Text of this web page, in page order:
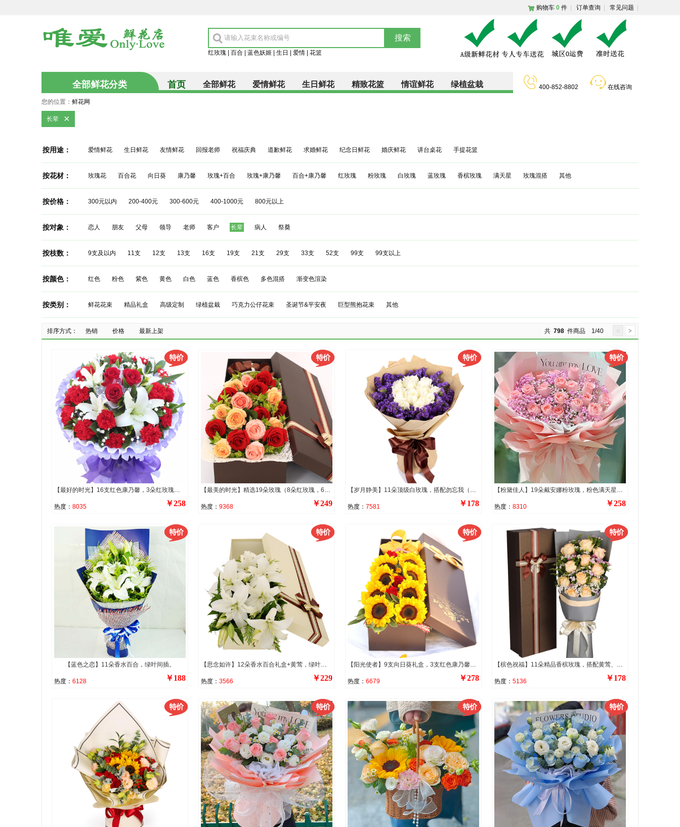
购物车 0 件 订单查询 常见问题
红玫瑰 百合 蓝色妖姬 生日 爱情 花篮
全部鲜花分类 首页 全部鲜花 爱情鲜花 生日鲜花 精致花篮 情谊鲜花 绿植盆栽 400-852-8802 在线咨询
您的位置： 鲜花网
长辈 ×
按用途： 爱情鲜花 生日鲜花 友情鲜花 回报老师 祝福庆典 道歉鲜花 求婚鲜花 纪念日鲜花 婚庆鲜花 讲台桌花 手提花篮
按花材： 玫瑰花 百合花 向日葵 康乃馨 玫瑰+百合 玫瑰+康乃馨 百合+康乃馨 红玫瑰 粉玫瑰 白玫瑰 蓝玫瑰 香槟玫瑰 满天星 玫瑰混搭 其他
按价格： 300元以内 200-400元 300-600元 400-1000元 800元以上
按对象： 恋人 朋友 父母 领导 老师 客户 长辈 病人 祭奠
按枝数： 9支及以内 11支 12支 13支 16支 19支 21支 29支 33支 52支 99支 99支以上
按颜色： 红色 粉色 紫色 黄色 白色 蓝色 香槟色 多色混搭 渐变色渲染
按类别： 鲜花花束 精品礼盒 高级定制 绿植盆栽 巧克力公仔花束 圣诞节&平安夜 巨型熊抱花束 其他
排序方式： 热销 价格 最新上架 共 798 件商品 1/40 < >
【最好的时光】16支红色康乃馨，3朵红玫瑰，2支白色多头百合，搭配适量满天星、绿叶。
热度： 8035 ￥258
【最美的时光】精选19朵玫瑰（8朵红玫瑰，6朵香槟玫瑰，5朵粉玫瑰），叶上黄金点缀。
热度： 9368 ￥249
【岁月静美】11朵顶级白玫瑰，搭配勿忘我（或紫色满天星）外围环绕。
热度： 7581 ￥178
【粉黛佳人】19朵戴安娜粉玫瑰，粉色满天星间插丰满。
热度： 8310 ￥258
【蓝色之恋】11朵香水百合，绿叶间插。
热度： 6128 ￥188
【思念如许】12朵香水百合礼盒+黄莺，绿叶丰满点缀
热度： 3566 ￥229
【阳光使者】9支向日葵礼盒，3支红色康乃馨，黄莺、红豆点缀。
热度： 6679 ￥278
【槟色祝福】11朵精品香槟玫瑰，搭配黄莺、相思梅。
热度： 5136 ￥178